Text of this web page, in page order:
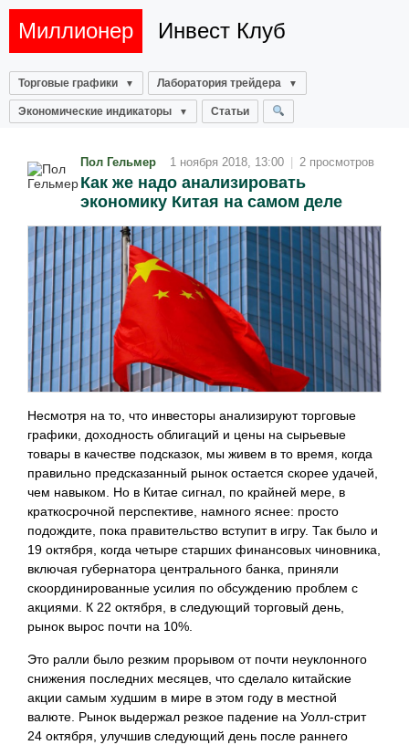
Миллионер Инвест Клуб
Торговые графики Лаборатория трейдера
Экономические индикаторы Статьи
Пол Гельмер 1 ноября 2018, 13:00 2 просмотров
Как же надо анализировать
экономику Китая на самом деле
Несмотря на то, что инвесторы анализируют торговые
графики, доходность облигаций и цены на сырьевые
товары в качестве подсказок, мы живем в то время, когда
правильно предсказанный рынок остается скорее удачей,
чем навыком. Но в Китае сигнал, по крайней мере, в
краткосрочной перспективе, намного яснее: просто
подождите, пока правительство вступит в игру. Так было и
19 октября, когда четыре старших финансовых чиновника,
включая губернатора центрального банка, приняли
скоординированные усилия по обсуждению проблем с
акциями. К 22 октября, в следующий торговый день,
рынок вырос почти на 10%.
Это ралли было резким прорывом от почти неуклонного
снижения последних месяцев, что сделало китайские
акции самым худшим в мире в этом году в местной
валюте. Рынок выдержал резкое падение на Уолл-стрит
24 октября, улучшив следующий день после раннего